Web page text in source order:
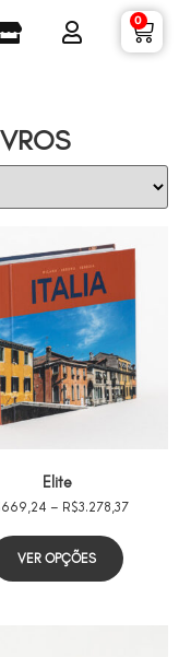
0
Elite
669,24 – R$3.278,37
VER OPÇÕES